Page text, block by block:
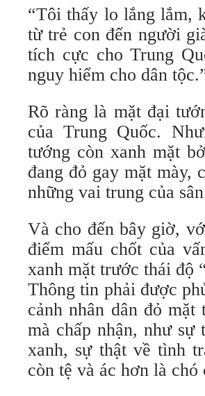
“Tôi thấy lo lắng lắm,
từ trẻ con đến người
tích cực cho Trung
nguy hiểm cho dân
Rõ ràng là mặt đại
của Trung Quốc.
tướng còn xanh mặt
đang đỏ gay mặt mày,
những vai trung của
Và cho đến bây giờ,
điểm mấu chốt của
xanh mặt trước thái độ
Thông tin phải được
cảnh nhân dân đỏ
mà chấp nhận, như sự
xanh, sự thật về tình
còn tệ và ác hơn là chó